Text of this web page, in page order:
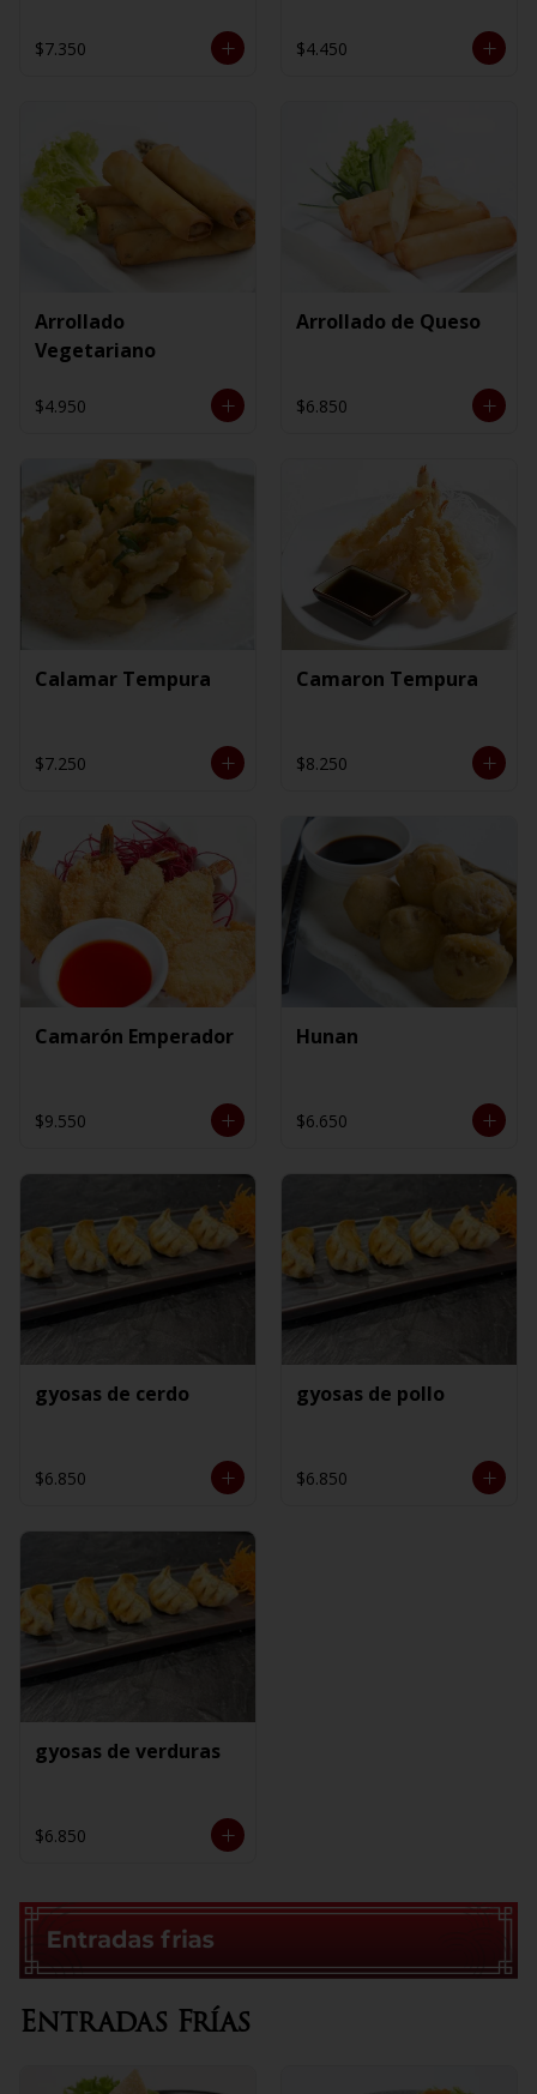
$7.350 $4.450
Arrollado
Vegetariano
$4.950
Arrollado de Queso
$6.850
Calamar Tempura
$7.250
Camaron Tempura
$8.250
Camarón Emperador
$9.550
Hunan
$6.650
gyosas de cerdo
$6.850
gyosas de pollo
$6.850
gyosas de verduras
$6.850
Entradas Frías